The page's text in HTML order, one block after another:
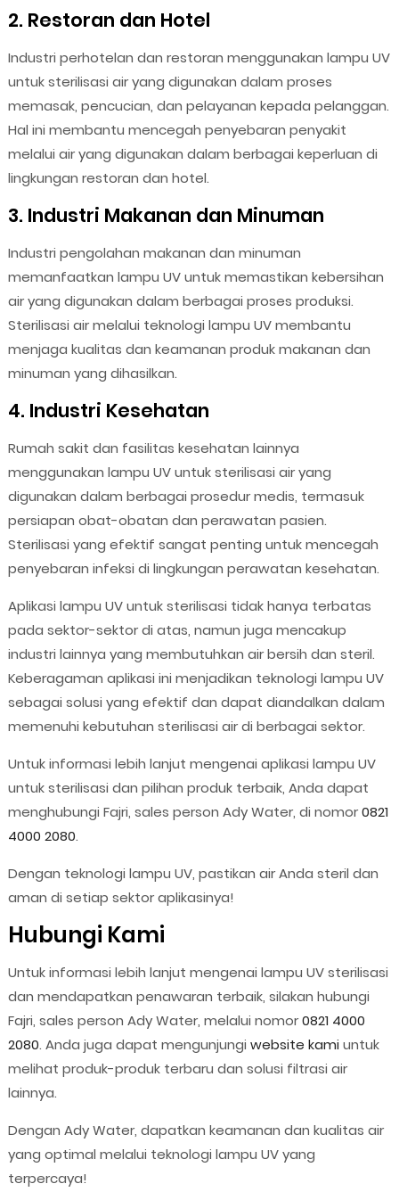
2. Restoran dan Hotel
Industri perhotelan dan restoran menggunakan lampu UV
untuk sterilisasi air yang digunakan dalam proses
memasak, pencucian, dan pelayanan kepada pelanggan.
Hal ini membantu mencegah penyebaran penyakit
melalui air yang digunakan dalam berbagai keperluan di
lingkungan restoran dan hotel.
3. Industri Makanan dan Minuman
Industri pengolahan makanan dan minuman
memanfaatkan lampu UV untuk memastikan kebersihan
air yang digunakan dalam berbagai proses produksi.
Sterilisasi air melalui teknologi lampu UV membantu
menjaga kualitas dan keamanan produk makanan dan
minuman yang dihasilkan.
4. Industri Kesehatan
Rumah sakit dan fasilitas kesehatan lainnya
menggunakan lampu UV untuk sterilisasi air yang
digunakan dalam berbagai prosedur medis, termasuk
persiapan obat-obatan dan perawatan pasien.
Sterilisasi yang efektif sangat penting untuk mencegah
penyebaran infeksi di lingkungan perawatan kesehatan.
Aplikasi lampu UV untuk sterilisasi tidak hanya terbatas
pada sektor-sektor di atas, namun juga mencakup
industri lainnya yang membutuhkan air bersih dan steril.
Keberagaman aplikasi ini menjadikan teknologi lampu UV
sebagai solusi yang efektif dan dapat diandalkan dalam
memenuhi kebutuhan sterilisasi air di berbagai sektor.
Untuk informasi lebih lanjut mengenai aplikasi lampu UV
untuk sterilisasi dan pilihan produk terbaik, Anda dapat
menghubungi Fajri, sales person Ady Water, di nomor0821
4000 2080.
Dengan teknologi lampu UV, pastikan air Anda steril dan
aman di setiap sektor aplikasinya!
Hubungi Kami
Untuk informasi lebih lanjut mengenai lampu UV sterilisasi
dan mendapatkan penawaran terbaik, silakan hubungi
Fajri, sales person Ady Water, melalui nomor0821 4000
2080. Anda juga dapat mengunjungi website kami untuk
melihat produk-produk terbaru dan solusi filtrasi air
lainnya.
Dengan Ady Water, dapatkan keamanan dan kualitas air
yang optimal melalui teknologi lampu UV yang
terpercaya!